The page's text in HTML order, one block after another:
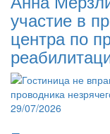
участие в
центра по
29/07/2026